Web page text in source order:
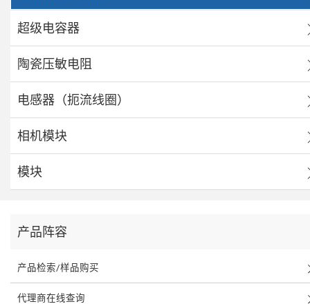
超级电容器
陶瓷压敏电阻
电感器（扼流线圈）
相机模块
模块
产品阵容
产品检索/样品购买
代理商在线查询